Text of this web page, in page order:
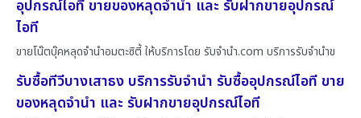
อุปกรณ์ไอที ขายของหลุดจำนำ และ รับฝากขายอุปกรณ์
ไอที
ขายโน๊ตบุ๊คหลุดจำนำอมตะซิตี้ ให้บริการโดย รับจํานํา.com บริการรับจำนำข
รับซื้อทีวีบางเสาธง บริการรับจำนำ รับซื้ออุปกรณ์ไอที ขาย
ของหลุดจำนำ และ รับฝากขายอุปกรณ์ไอที